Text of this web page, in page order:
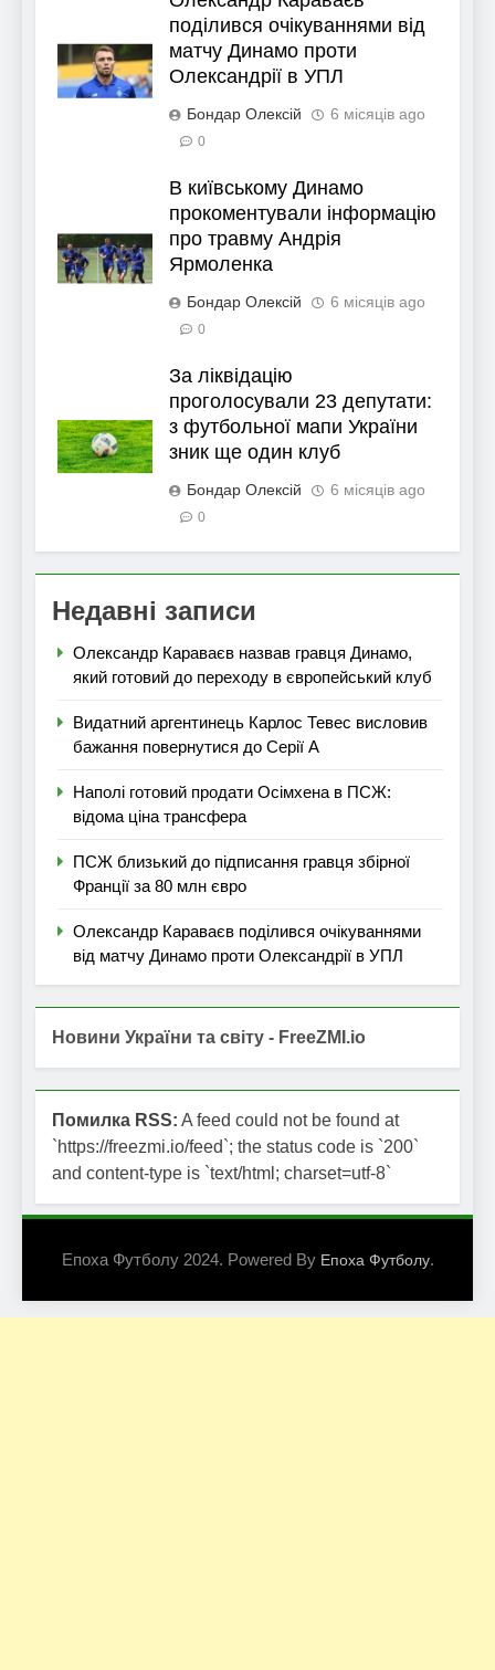
поділився очікуваннями від
матчу Динамо проти
Олександрії в УПЛ
Бондар Олексій 6 місяців ago
0
В київському Динамо
прокоментували інформацію
про травму Андрія
Ярмоленка
Бондар Олексій 6 місяців ago
0
За ліквідацію
проголосували 23 депутати:
з футбольної мапи України
зник ще один клуб
Бондар Олексій 6 місяців ago
0
Недавні записи
Олександр Караваєв назвав гравця Динамо,
який готовий до переходу в європейський клуб
Видатний аргентинець Карлос Тевес висловив
бажання повернутися до Серії А
Наполі готовий продати Осімхена в ПСЖ:
відома ціна трансфера
ПСЖ близький до підписання гравця збірної
Франції за 80 млн євро
Олександр Караваєв поділився очікуваннями
від матчу Динамо проти Олександрії в УПЛ
Новини України та світу - FreeZMI.io
Помилка RSS: A feed could not be found at
`https://freezmi.io/feed`; the status code is `200`
and content-type is `text/html; charset=utf-8`
Епоха Футболу 2024. Powered By Епоха Футболу.